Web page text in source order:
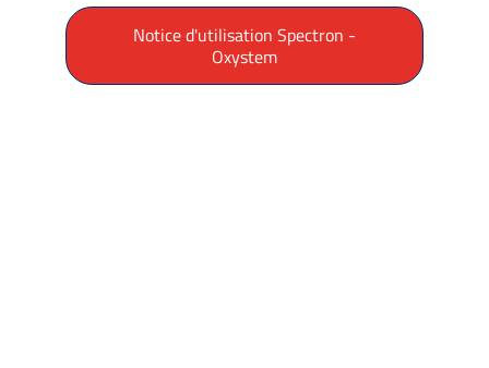
Notice d'utilisation Spectron -
Oxystem